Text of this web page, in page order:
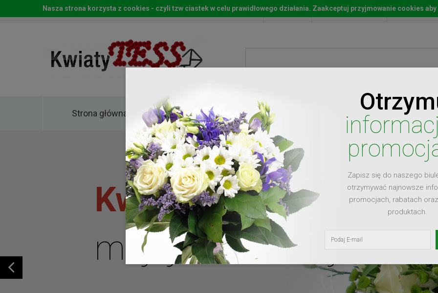
Start Moje konto Lista
Strona główna Kwiaty
Kwiaty dla
mojej ukochanej
Zapisz się do naszego
otrzymywać najnowsze
promocjach, rabatach
produktach.
Nasza strona korzysta z cookies - czyli tzw ciastek w celu prawidłowego działania. Zaakceptuj przyjmowanie cookies